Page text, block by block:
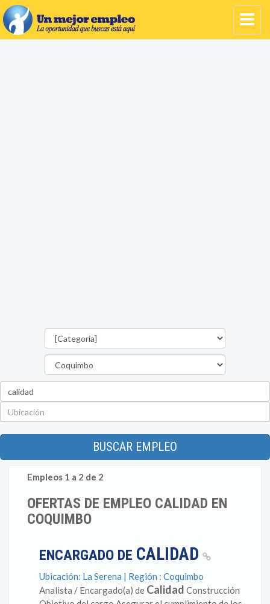
BUSCAR EMPLEO
Empleos 1 a 2 de 2
OFERTAS DE EMPLEO CALIDAD EN
COQUIMBO
ENCARGADO DE CALIDAD
Ubicación: La Serena | Región : Coquimbo
Analista / Encargado(a) de Calidad Construcción